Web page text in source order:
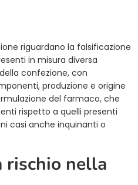
riguardano la falsificazione
in misura diversa
confezione, con
produzione e origine
del farmaco, che
rispetto a quelli presenti
casi anche inquinanti o
rischio nella